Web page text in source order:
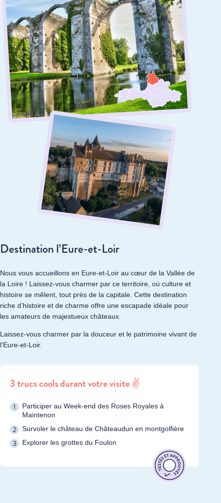
Destination l’Eure-et-Loir
Nous vous accueillons en Eure-et-Loir au cœur de la Vallée de
la Loire ! Laissez-vous charmer par ce territoire, où culture et
histoire se mêlent, tout près de la capitale. Cette destination
riche d’histoire et de charme offre une escapade idéale pour
les amateurs de majestueux châteaux
Laissez-vous charmer par la douceur et le patrimoine vivant de
l’Eure-et-Loir.
3 trucs cools durant votre visite ✌️
Participer au Week-end des Roses Royales à
Maintenon
Survoler le château de Châteaudun en montgolfière
Explorer les grottes du Foulon